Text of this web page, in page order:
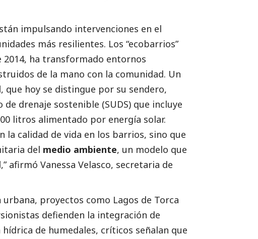
impulsando intervenciones en el
más resilientes. Los “ecobarrios”
ha transformado entornos
de la mano con la comunidad. Un
, que hoy se distingue por su sendero,
drenaje sostenible (SUDS) que incluye
litros alimentado por energía solar.
la calidad de vida en los barrios, sino que
del medio ambiente, un modelo que
afirmó Vanessa Velasco, secretaria de
proyectos como Lagos de Torca
defienden la integración de
de humedales, críticos señalan que